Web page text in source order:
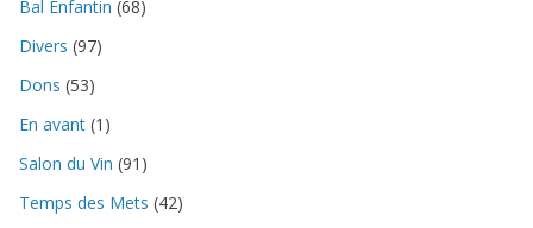
Bal Enfantin (68)
Divers (97)
Dons (53)
En avant (1)
Salon du Vin (91)
Temps des Mets (42)